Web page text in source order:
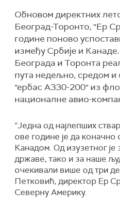
Обновом директних
Београд-Торонто, "Ер
године поново
између Србије и
Београда и Торонта
пута недељно, средом и
"ербас А330-200" из
националне авио-
“Једна од најлепших
ове године је да коначно
Канадом. Од изузетног је
државе, тако и за наше
очекивали више од три
Петковић, директор Ер
Северну Америку.